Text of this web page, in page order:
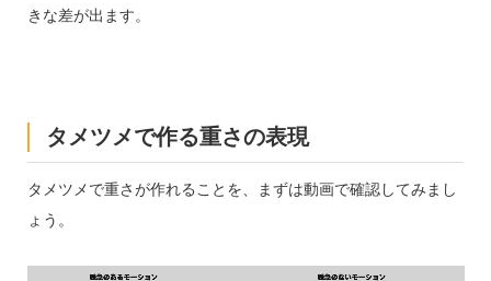
きな差が出ます。
タメツメで作る重さの表現
タメツメで重さが作れることを、まずは動画で確認してみまし
ょう。